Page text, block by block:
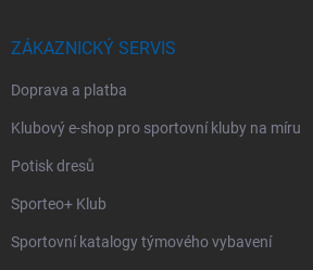
ZÁKAZNICKÝ SERVIS
Doprava a platba
Klubový e-shop pro sportovní kluby na míru
Potisk dresů
Sporteo+ Klub
Sportovní katalogy týmového vybavení